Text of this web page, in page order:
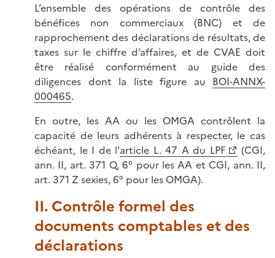
L’ensemble des opérations de contrôle des
bénéfices non commerciaux (BNC) et de
rapprochement des déclarations de résultats, de
taxes sur le chiffre d’affaires, et de CVAE doit
être réalisé conformément au guide des
diligences dont la liste figure au BOI-ANNX-
000465.
En outre, les AA ou les OMGA contrôlent la
capacité de leurs adhérents à respecter, le cas
échéant, le I de l'article L. 47 A du LPF
(CGI,
ann. II, art. 371 Q, 6° pour les AA et CGI, ann. II,
art. 371 Z sexies, 6° pour les OMGA).
II. Contrôle formel des
documents comptables et des
déclarations